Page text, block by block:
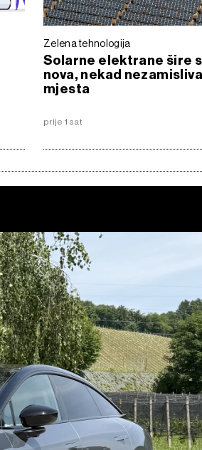
Zelena tehnologija
Solarne elektrane šire
nova, nekad nezamisliva
mjesta
prije 1 sat